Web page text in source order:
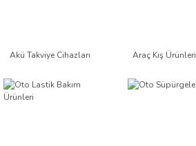
Akü Takviye Cihazları Araç Kış Ürünleri